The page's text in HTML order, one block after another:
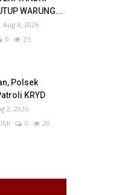
WARUNG...
Aug 4, 2026
0
25
Polsek
KRYD
2, 2026
0
20